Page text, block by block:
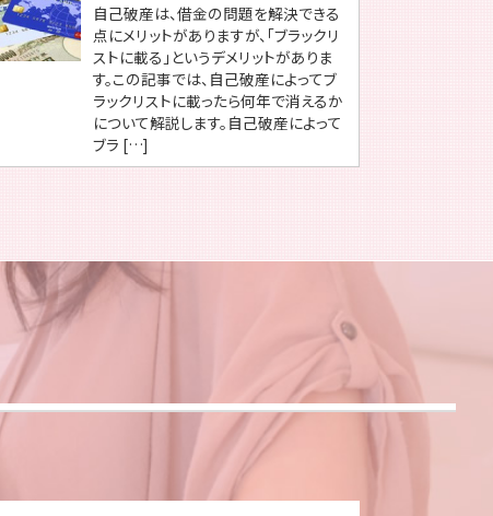
自己破産は、借金の問題を解決できる
点にメリットがありますが、「ブラックリ
ストに載る」というデメリットがありま
す。この記事では、自己破産によってブ
ラックリストに載ったら何年で消えるか
について解説します。自己破産によって
ブラ […]